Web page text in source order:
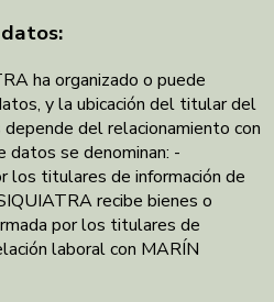
ha organizado o puede
y la ubicación del titular del
del relacionamiento con
datos se denominan: -
los titulares de información de
recibe bienes o
por los titulares de
laboral con MARÍN